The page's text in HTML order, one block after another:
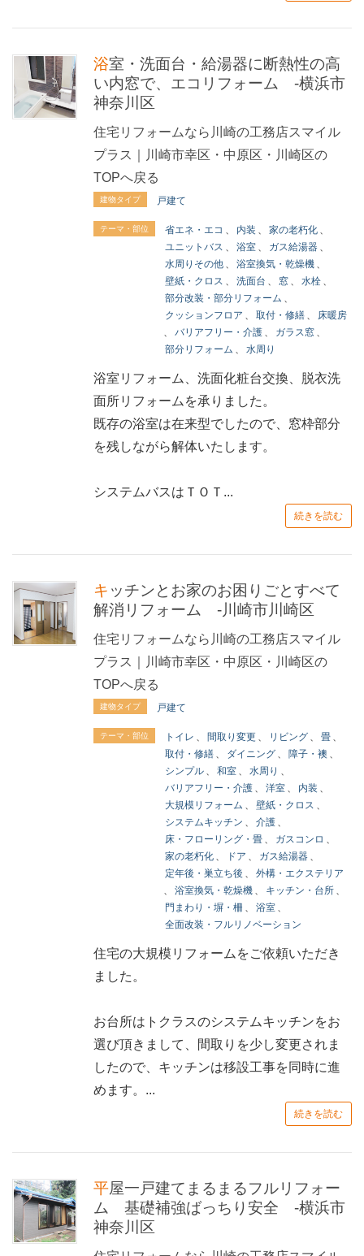
浴室・洗面台・給湯器に断熱性の高
い内窓で、エコリフォーム -横浜市
神奈川区
住宅リフォームなら川崎の工務店スマイル
プラス｜川崎市幸区・中原区・川崎区の
TOPへ戻る
建物タイプ 戸建て
テーマ・部位 省エネ・エコ 、 内装 、 家の老朽化 、
ユニットバス 、 浴室 、 ガス給湯器 、
水周りその他 、 浴室換気・乾燥機 、
壁紙・クロス 、 洗面台 、 窓 、 水栓 、
部分改装・部分リフォーム 、
クッションフロア 、 取付・修繕 、
床暖房
、
バリアフリー・介護 、 ガラス窓 、
部分リフォーム 、 水周り
浴室リフォーム、洗面化粧台交換、脱衣洗
面所リフォームを承りました。
既存の浴室は在来型でしたので、窓枠部分
を残しながら解体いたします。
システムバスはＴＯＴ...
続きを読む
キッチンとお家のお困りごとすべて
解消リフォーム -川崎市川崎区
住宅リフォームなら川崎の工務店スマイル
プラス｜川崎市幸区・中原区・川崎区の
TOPへ戻る
建物タイプ 戸建て
テーマ・部位 トイレ 、 間取り変更 、 リビング 、 畳 、
取付・修繕 、 ダイニング 、 障子・襖 、
シンプル 、 和室 、 水周り 、
バリアフリー・介護 、 洋室 、 内装 、
大規模リフォーム 、 壁紙・クロス 、
システムキッチン 、 介護 、
床・フローリング・畳 、 ガスコンロ 、
家の老朽化 、 ドア 、 ガス給湯器 、
定年後・巣立ち後 、
外構・エクステリア
、
浴室換気・乾燥機 、 キッチン・台所 、
門まわり・塀・柵 、 浴室 、
全面改装・フルリノベーション
住宅の大規模リフォームをご依頼いただき
ました。
お台所はトクラスのシステムキッチンをお
選び頂きまして、間取りを少し変更されま
したので、キッチンは移設工事を同時に進
めます。...
続きを読む
平屋一戸建てまるまるフルリフォー
ム 基礎補強ばっちり安全 -横浜市
神奈川区